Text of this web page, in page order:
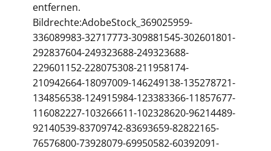
entfernen.
Bildrechte:AdobeStock_369025959-
336089983-32717773-309881545-302601801-
292837604-249323688-249323688-
229601152-228075308-211958174-
210942664-18097009-146249138-135278721-
134856538-124915984-123383366-11857677-
116082227-103266611-102328620-96214489-
92140539-83709742-83693659-82822165-
76576800-73928079-69950582-60392091-